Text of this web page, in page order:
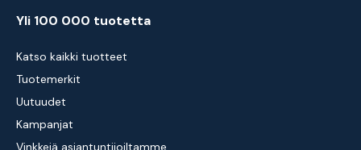
Yli 100 000 tuotetta
Katso kaikki tuotteet
Tuotemerkit
Uutuudet
Kampanjat
Vinkkejä asiantuntijoiltamme